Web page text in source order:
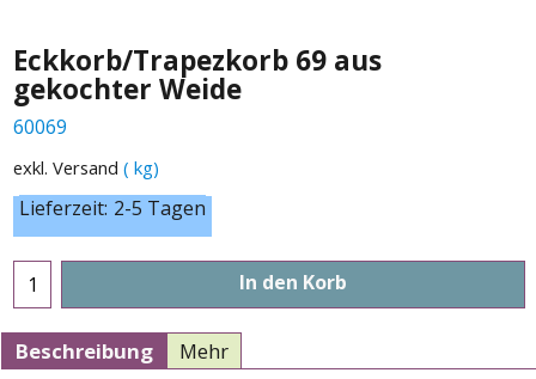
Eckkorb/Trapezkorb 69 aus
gekochter Weide
60069
exkl. Versand kg
Lieferzeit: 2-5 Tagen
In den Korb
Beschreibung Mehr